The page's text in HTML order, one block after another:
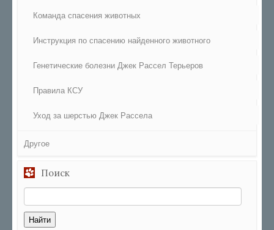
Команда спасения животных
Инструкция по спасению найденного животного
Генетические болезни Джек Рассел Терьеров
Правила КСУ
Уход за шерстью Джек Рассела
Другое
Поиск